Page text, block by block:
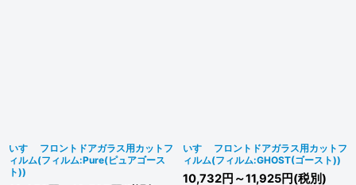
いすゞ フロントドアガラス用カットフ
ィルム(フィルム:Pure(ピュアゴース
ト))
いすゞ フロントドアガラス用カットフ
ィルム(フィルム:GHOST(ゴースト))
10,732円 ～11,925円(税別)